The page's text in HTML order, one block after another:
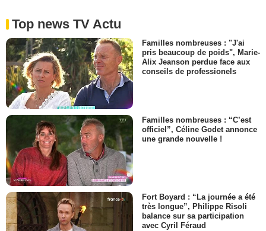
Top news TV Actu
Familles nombreuses : "J'ai
pris beaucoup de poids", Marie-
Alix Jeanson perdue face aux
conseils de professionels
Familles nombreuses : “C’est
officiel”, Céline Godet annonce
une grande nouvelle !
Fort Boyard : “La journée a été
très longue”, Philippe Risoli
balance sur sa participation
avec Cyril Féraud